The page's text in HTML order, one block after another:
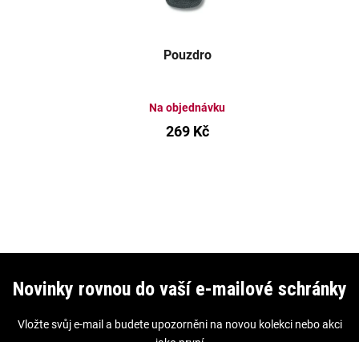
Pouzdro
Na objednávku
269 Kč
Novinky rovnou do vaší e-mailové schránky
Vložte svůj e-mail a budete upozorněni na novou kolekci nebo akci